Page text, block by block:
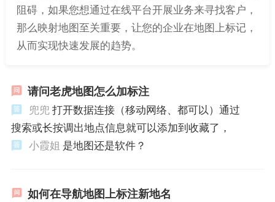
阻碍，如果您想通过在线平台开展业务来寻找客户，
那么映射地图至关重要，让您的企业在地图上标记，
从而实现快速发展的趋势。
请问老虎地图怎么加标注
兜兜打开数据连接（移动网络、都可以）通过
搜索或长按调出地点信息就可以添加到收藏了，
小霞姐 是地图还是软件？
如何在导航地图上标注新地名